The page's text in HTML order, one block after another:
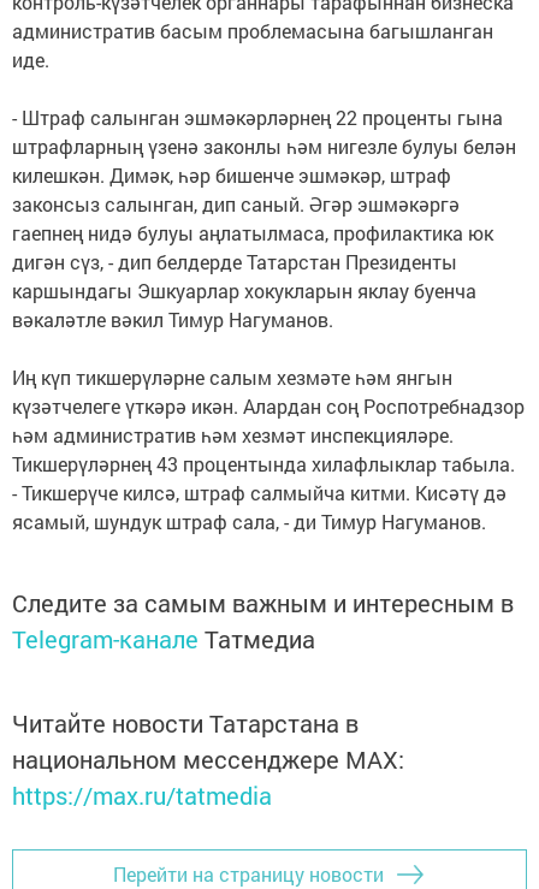
административ басым проблемасына багышланган
иде.
- Штраф салынган эшмәкәрләрнең 22 проценты гына
штрафларның үзенә законлы һәм нигезле булуы белән
килешкән. Димәк, һәр бишенче эшмәкәр, штраф
законсыз салынган, дип саный. Әгәр эшмәкәргә
гаепнең нидә булуы аңлатылмаса, профилактика юк
дигән сүз, - дип белдерде Татарстан Президенты
каршындагы Эшкуарлар хокукларын яклау буенча
вәкаләтле вәкил Тимур Нагуманов.
Иң күп тикшерүләрне салым хезмәте һәм янгын
күзәтчелеге үткәрә икән. Алардан соң Роспотребнадзор
һәм административ һәм хезмәт инспекцияләре.
Тикшерүләрнең 43 процентында хилафлыклар табыла.
- Тикшерүче килсә, штраф салмыйча китми. Кисәтү дә
ясамый, шундук штраф сала, - ди Тимур Нагуманов.
Следите за самым важным и интересным в
Telegram-канале Татмедиа
Читайте новости Татарстана в
национальном мессенджере MАХ:
https://max.ru/tatmedia
Перейти на страницу новости